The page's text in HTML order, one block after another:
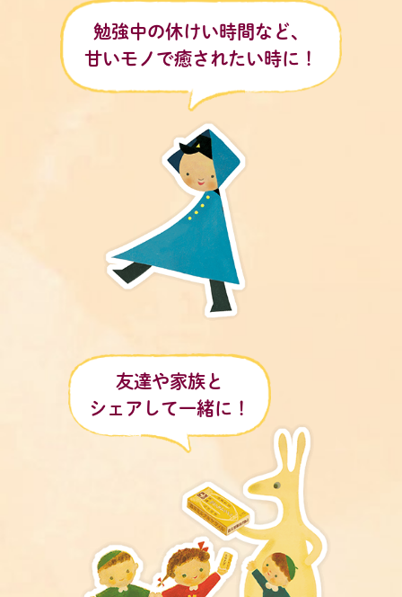
勉強中の休けい時間など、​
甘いモノで癒されたい時に！​
友達や家族と
シェアして一緒に！